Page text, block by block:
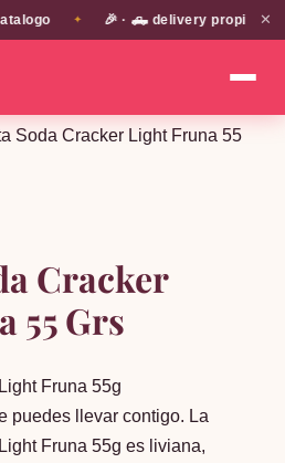
🎉 · 🛻 delivery propio en✕
Soda Cracker Light Fruna 55
Cracker
55 Grs
Fruna 55g
puedes llevar contigo. La
Fruna 55g es liviana,